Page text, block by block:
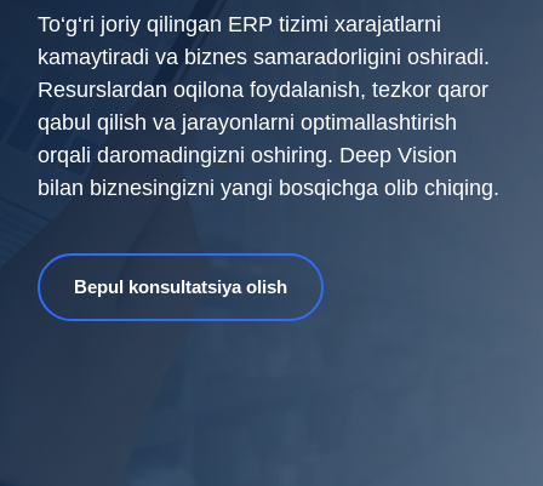
To‘g‘ri joriy qilingan ERP tizimi xarajatlarni
kamaytiradi va biznes samaradorligini oshiradi.
Resurslardan oqilona foydalanish, tezkor qaror
qabul qilish va jarayonlarni optimallashtirish
orqali daromadingizni oshiring. Deep Vision
bilan biznesingizni yangi bosqichga olib chiqing.
Bepul konsultatsiya olish